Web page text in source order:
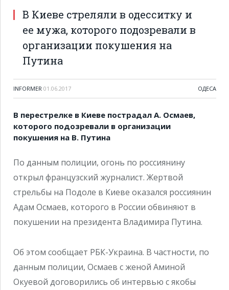
В Киеве стреляли в одесситку и
ее мужа, которого подозревали в
организации покушения на
Путина
INFORMER 01.06.2017 ОДЕСА
В перестрелке в Киеве пострадал А. Осмаев,
которого подозревали в организации
покушения на В. Путина
По данным полиции, огонь по россиянину
открыл французский журналист. Жертвой
стрельбы на Подоле в Киеве оказался россиянин
Адам Осмаев, которого в России обвиняют в
покушении на президента Владимира Путина.
Об этом сообщает РБК-Украина. В частности, по
данным полиции, Осмаев с женой Аминой
Окуевой договорились об интервью с якобы